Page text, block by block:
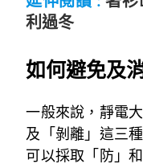
利過冬
如何避免及
一般來說，靜電
及「剝離」這三
可以採取「防」